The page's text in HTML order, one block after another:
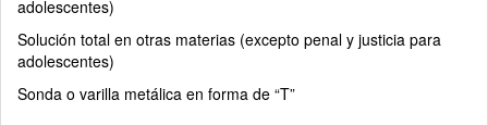
adolescentes)
Solución total en otras materias (excepto penal y justicia para
adolescentes)
Sonda o varilla metálica en forma de “T”